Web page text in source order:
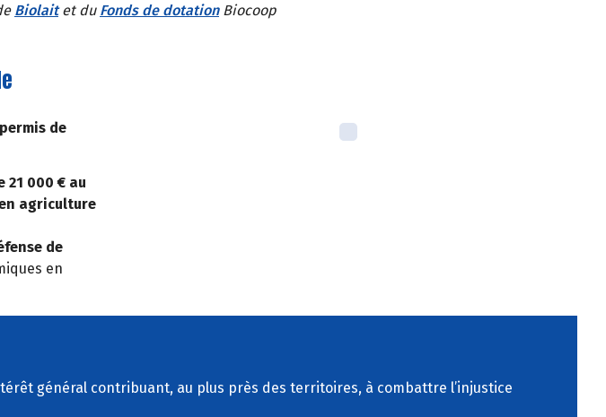
Biolaitet du Fonds de dotationBiocoop
de
21 000 € au
agriculture
de
en
général contribuant, au plus près des territoires, à combattre l’injustice